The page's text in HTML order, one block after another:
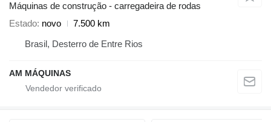
Máquinas de construção - carregadeira de rodas
Estado novo
7.500 km
Brasil, Desterro de Entre Rios
AM MÁQUINAS